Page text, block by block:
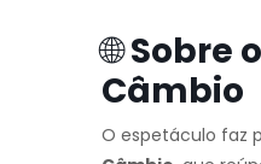
🌐Sobre
Câmbio
O espetáculo faz